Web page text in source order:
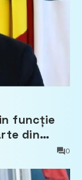
funcție
din
0